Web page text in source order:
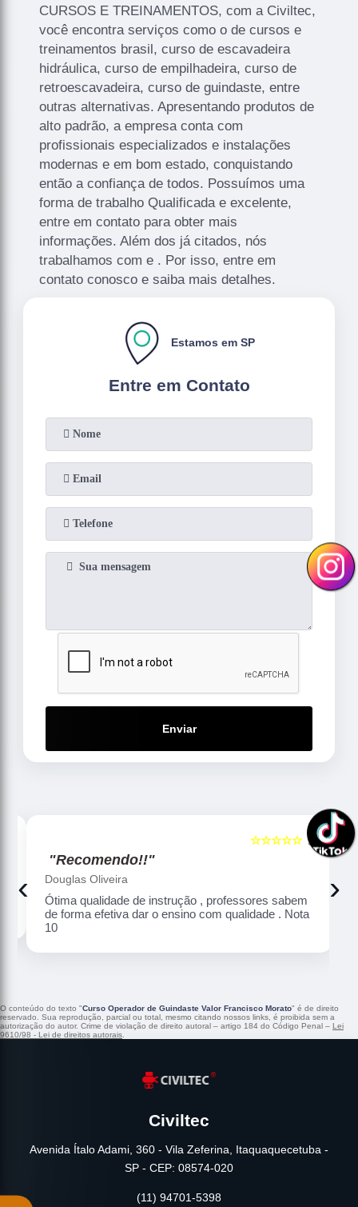
CURSOS E TREINAMENTOS, com a Civiltec,
você encontra serviços como o de cursos e
treinamentos brasil, curso de escavadeira
hidráulica, curso de empilhadeira, curso de
retroescavadeira, curso de guindaste, entre
outras alternativas. Apresentando produtos de
alto padrão, a empresa conta com
profissionais especializados e instalações
modernas e em bom estado, conquistando
então a confiança de todos. Possuímos uma
forma de trabalho Qualificada e excelente,
entre em contato para obter mais
informações. Além dos já citados, nós
trabalhamos com e . Por isso, entre em
contato conosco e saiba mais detalhes.
Entre em Contato
Estamos em SP
Enviar
5
☆☆☆☆☆
"Recomendo!!"
Douglas Oliveira
Ótima qualidade de instrução , professores sabem
de forma efetiva dar o ensino com qualidade . Nota
10
‹ ›
O conteúdo do texto "Curso Operador de Guindaste Valor Francisco Morato" é de direito
reservado. Sua reprodução, parcial ou total, mesmo citando nossos links, é proibida sem a
autorização do autor. Crime de violação de direito autoral – artigo 184 do Código Penal – Lei
9610/98 - Lei de direitos autorais.
Civiltec
Avenida Ítalo Adami, 360 - Vila Zeferina, Itaquaquecetuba -
SP - CEP: 08574-020
(11) 94701-5398